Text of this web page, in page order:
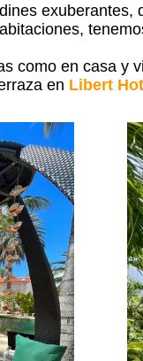
como en casa y
en Libert